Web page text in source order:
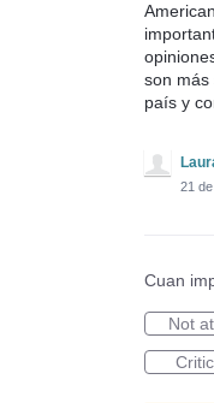
son más
país y
21
Cuan
Not